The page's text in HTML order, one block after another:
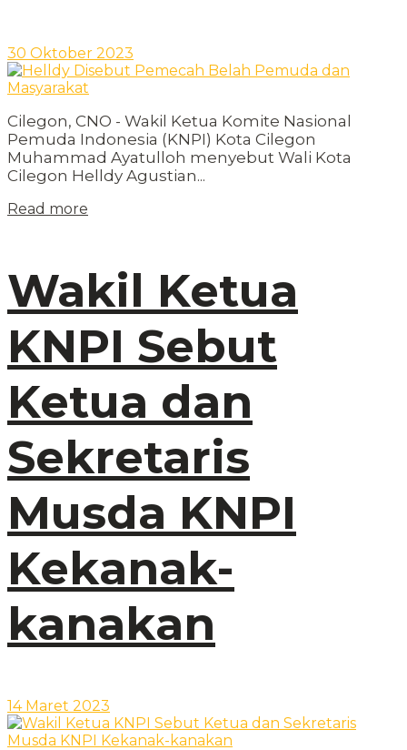
30 Oktober 2023
Cilegon, CNO - Wakil Ketua Komite Nasional
Pemuda Indonesia (KNPI) Kota Cilegon
Muhammad Ayatulloh menyebut Wali Kota
Cilegon Helldy Agustian...
Read more
Wakil Ketua
KNPI Sebut
Ketua dan
Sekretaris
Musda KNPI
Kekanak-
kanakan
14 Maret 2023